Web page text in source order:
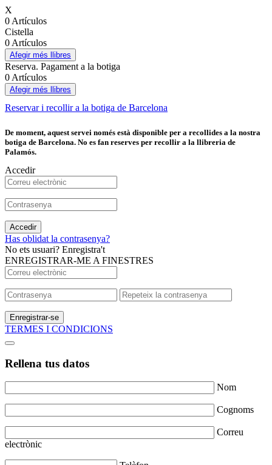
X
0 Artículos
Cistella
0 Artículos
Afegir més llibres
Reserva. Pagament a la botiga
0 Artículos
Afegir més llibres
Reservar i recollir a la botiga de Barcelona
De moment, aquest servei només està disponible per a recollides a la nostra
botiga de Barcelona. No es fan reserves per recollir a la llibreria de
Palamós.
Accedir
Accedir
Has oblidat la contrasenya?
No ets usuari? Enregistra't
ENREGISTRAR-ME A FINESTRES
Enregistrar-se
TERMES I CONDICIONS
Rellena tus datos
Nom
Cognoms
Correu
electrònic